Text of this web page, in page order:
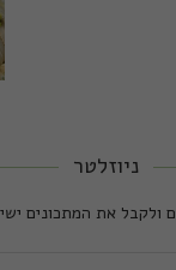
ניוזלטר
ולקבל את המתכונים